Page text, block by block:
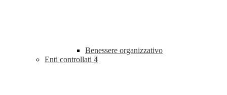
Benessere organizzativo
Enti controllati 4